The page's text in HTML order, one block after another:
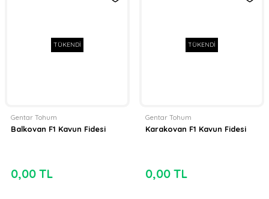
TÜKENDİ
Gentar Tohum
Balkovan F1 Kavun Fidesi
0,00 TL
TÜKENDİ
Gentar Tohum
Karakovan F1 Kavun Fidesi
0,00 TL